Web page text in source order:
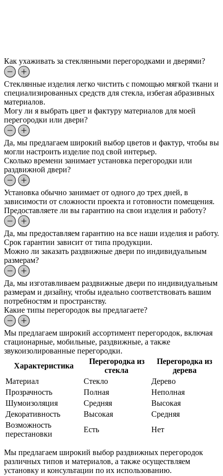
Как ухаживать за стеклянными перегородками и дверями?
Стеклянные изделия легко чистить с помощью мягкой ткани и
специализированных средств для стекла, избегая абразивных
материалов.
Могу ли я выбрать цвет и фактуру материалов для моей
перегородки или двери?
Да, мы предлагаем широкий выбор цветов и фактур, чтобы вы
могли настроить изделие под свой интерьер.
Сколько времени занимает установка перегородки или
раздвижной двери?
Установка обычно занимает от одного до трех дней, в
зависимости от сложности проекта и готовности помещения.
Предоставляете ли вы гарантию на свои изделия и работу?
Да, мы предоставляем гарантию на все наши изделия и работу.
Срок гарантии зависит от типа продукции.
Можно ли заказать раздвижные двери по индивидуальным
размерам?
Да, мы изготавливаем раздвижные двери по индивидуальным
размерам и дизайну, чтобы идеально соответствовать вашим
потребностям и пространству.
Какие типы перегородок вы предлагаете?
Мы предлагаем широкий ассортимент перегородок, включая
стационарные, мобильные, раздвижные, а также
звукоизолированные перегородки.
Характеристика
Перегородка из
стекла
Перегородка из
дерева
Материал
Стекло
Дерево
Прозрачность
Полная
Неполная
Шумоизоляция
Средняя
Высокая
Декоративность
Высокая
Средняя
Возможность
перестановки
Есть Нет
Мы предлагаем широкий выбор раздвижных перегородок
различных типов и материалов, а также осуществляем
установку и консультации по их использованию.